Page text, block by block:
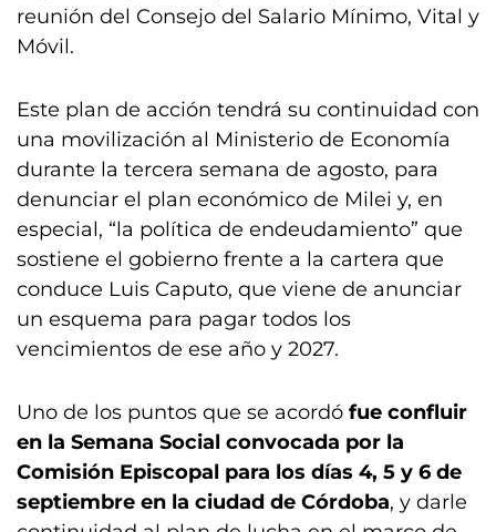
reunión del Consejo del Salario Mínimo, Vital y
Móvil.
Este plan de acción tendrá su continuidad con
una movilización al Ministerio de Economía
durante la tercera semana de agosto, para
denunciar el plan económico de Milei y, en
especial, “la política de endeudamiento” que
sostiene el gobierno frente a la cartera que
conduce Luis Caputo, que viene de anunciar
un esquema para pagar todos los
vencimientos de ese año y 2027.
Uno de los puntos que se acordó fue confluir
en la Semana Social convocada por la
Comisión Episcopal para los días 4, 5 y 6 de
septiembre en la ciudad de Córdoba, y darle